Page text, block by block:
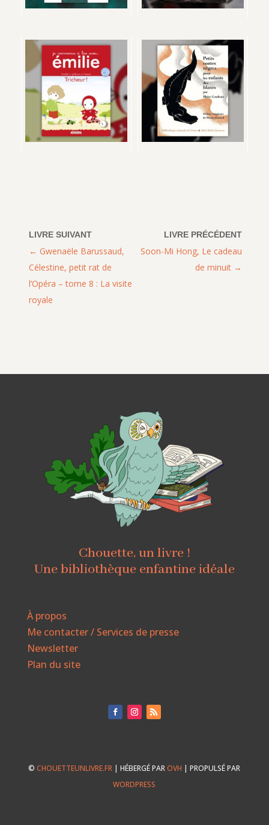
Soon-Mi Hong, Le cadeau
de minuit
Gwenaële Barussaud,
Célestine, petit rat de
l’Opéra – tome 8 : La visite
royale
Chouette, un livre !
Une bibliothèque enfantine idéale
À propos
Me contacter / Services de presse
Newsletter
Plan du site
©CHOUETTEUNLIVRE.FR | HÉBERGÉ PAROVH | PROPULSÉ PAR
WORDPRESS